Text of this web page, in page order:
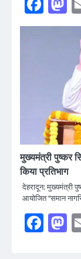
मुख्यमंत्री पुष्कर
किया प्रतिभाग
देहरादून: मुख्यमंत्री
आयोजित ‘‘समान